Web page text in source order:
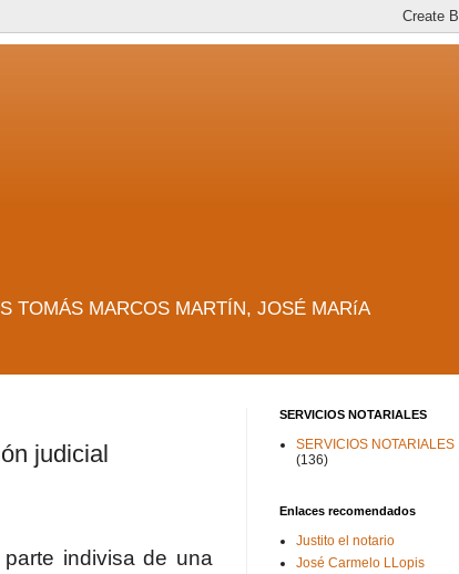
TOMÁS MARCOS MARTÍN, JOSÉ MARíA
judicial
indivisa de una
SERVICIOS NOTARIALES
SERVICIOS NOTARIALES
(136)
Enlaces recomendados
Justito el notario
José Carmelo LLopis